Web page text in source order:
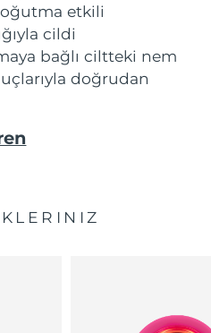
etkili
cildi
bağlı ciltteki nem
doğrudan